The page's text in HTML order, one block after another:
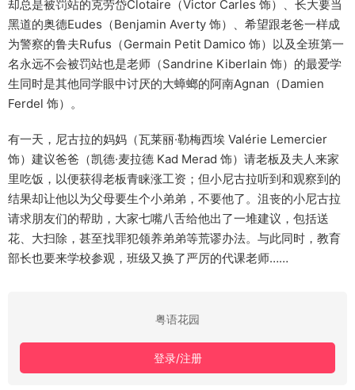
却总是被罚站的克劳岱Clotaire（Victor Carles 饰）、长大要当
黑道的奥德Eudes（Benjamin Averty 饰）、希望跟老爸一样成
为警察的鲁夫Rufus（Germain Petit Damico 饰）以及全班第一
名永远不会被罚站也是老师（Sandrine Kiberlain 饰）的最爱学
生同时是其他同学眼中讨厌的大蟑螂的阿南Agnan（Damien
Ferdel 饰）。
有一天，尼古拉的妈妈（瓦莱丽·勒梅西埃 Valérie Lemercier
饰）建议爸爸（凯德·麦拉德 Kad Merad 饰）请老板及夫人来家
里吃饭，以便获得老板青睐涨工资；但小尼古拉听到和观察到的
结果却让他以为父母要生个小弟弟，不要他了。沮丧的小尼古拉
请求朋友们的帮助，大家七嘴八舌给他出了一堆建议，包括送
花、大扫除，甚至找罪犯领养弟弟等荒谬办法。与此同时，教育
部长也要来学校参观，班级又换了严厉的代课老师……
粤语花园
登录/注册